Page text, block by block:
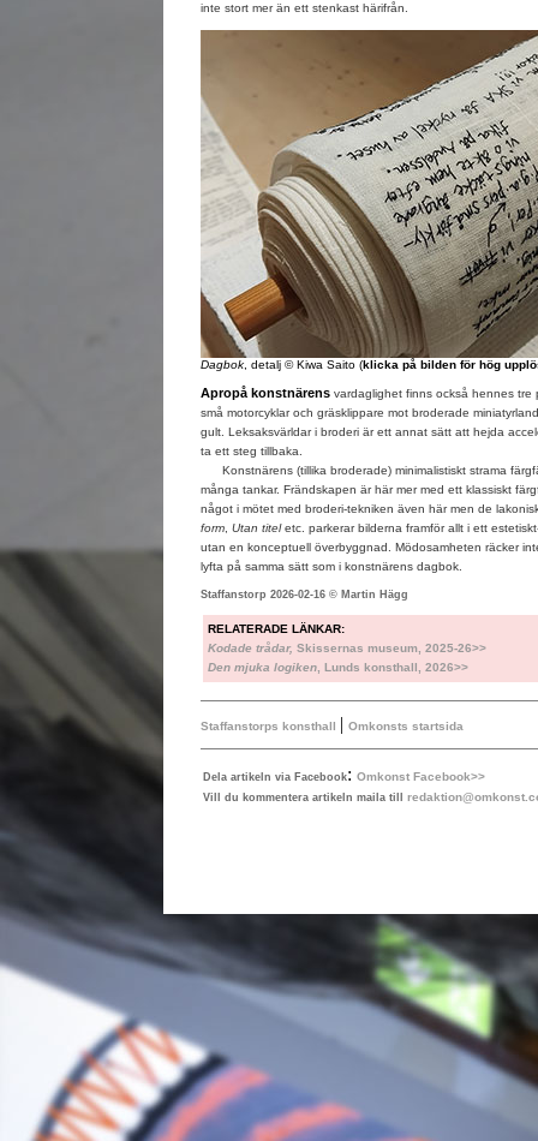
inte stort mer än ett stenkast härifrån.
Dagbok , detalj © Kiwa Saito (klicka på bilden för hög
Apropå konstnärens vardaglighet finns också hennes tre
små motorcyklar och gräsklippare mot broderade
gult. Leksaksvärldar i broderi är ett annat sätt att hejda
ta ett steg tillbaka.
Konstnärens (tillika broderade) minimalistiskt strama
många tankar. Frändskapen är här mer med ett klassiskt
något i mötet med broderi-tekniken även här men de
form Utan titeletc. parkerar bilderna framför allt i ett
utan en konceptuell överbyggnad. Mödosamheten räcker
lyfta på samma sätt som i konstnärens dagbok.
Staffanstorp 2026-02-16 © Martin Hägg
RELATERADE LÄNKAR:
Kodade trådar, Skissernas museum, 2025-26>>
Den mjuka logiken , Lunds konsthall, 2026>>
Staffanstorps konsthall | Omkonsts startsida
Dela artikeln via Facebook: Omkonst Facebook>>
Vill du kommentera artikeln maila till